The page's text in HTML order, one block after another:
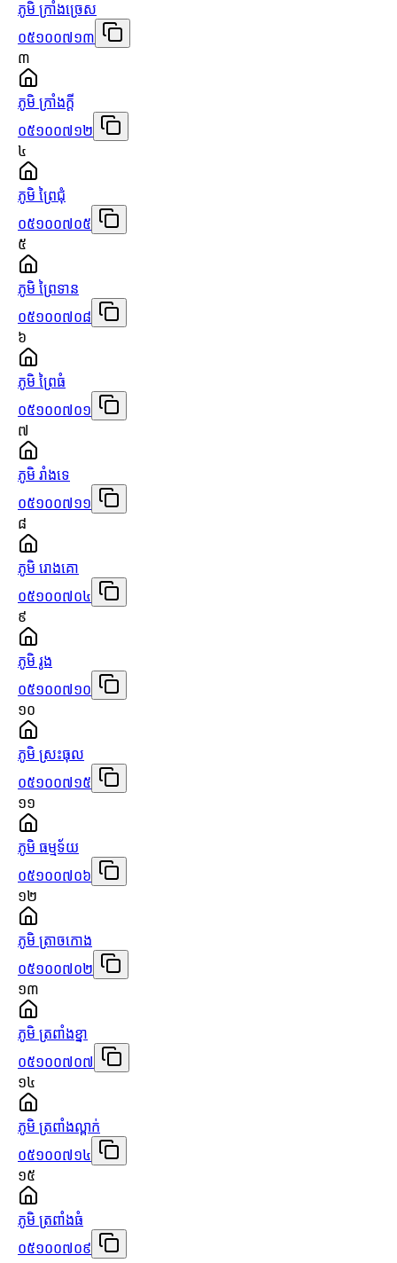
ភូមិ ក្រាំងច្រេស
០៥១០០៧១៣
៣
ភូមិ ក្រាំងក្ដី
០៥១០០៧១២
៤
ភូមិ ព្រៃជុំ
០៥១០០៧០៥
៥
ភូមិ ព្រៃទាន
០៥១០០៧០៨
៦
ភូមិ ព្រៃធំ
០៥១០០៧០១
៧
ភូមិ រាំងទេ
០៥១០០៧១១
៨
ភូមិ រោងគោ
០៥១០០៧០៤
៩
ភូមិ រូង
០៥១០០៧១០
១០
ភូមិ ស្រះធុល
០៥១០០៧១៥
១១
ភូមិ ធម្មទ័យ
០៥១០០៧០៦
១២
ភូមិ ត្រាចកោង
០៥១០០៧០២
១៣
ភូមិ ត្រពាំងខ្នា
០៥១០០៧០៧
១៤
ភូមិ ត្រពាំងល្ពាក់
០៥១០០៧១៤
១៥
ភូមិ ត្រពាំងធំ
០៥១០០៧០៩